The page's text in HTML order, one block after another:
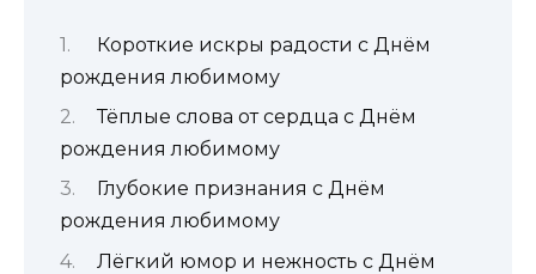
Короткие искры радости с Днём
рождения любимому
Тёплые слова от сердца с Днём
рождения любимому
Глубокие признания с Днём
рождения любимому
Лёгкий юмор и нежность с Днём